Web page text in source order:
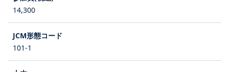
14,300
101-1